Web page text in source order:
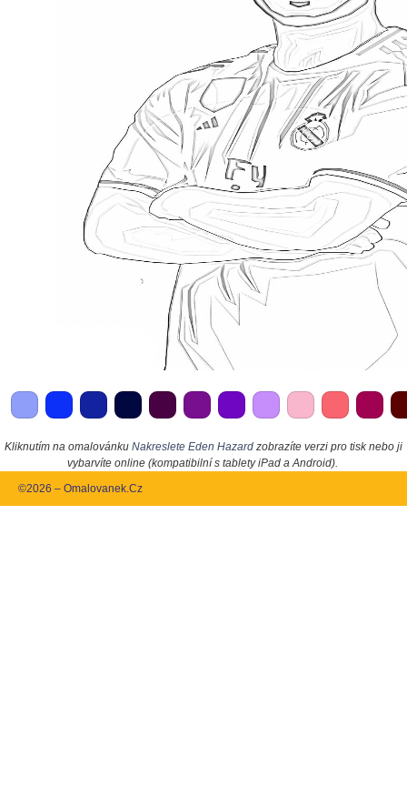
Kliknutím na omalovánku Nakreslete Eden Hazard zobrazíte verzi pro tisk nebo ji
vybarvíte online (kompatibilní s tablety iPad a Android).
©2026 – Omalovanek.Cz